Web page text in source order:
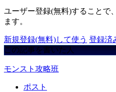
ユーザー登録(無料)することで
ます。
新規登録(無料)して使う 登録済
この記事を書いた人
モンスト攻略班
ポスト